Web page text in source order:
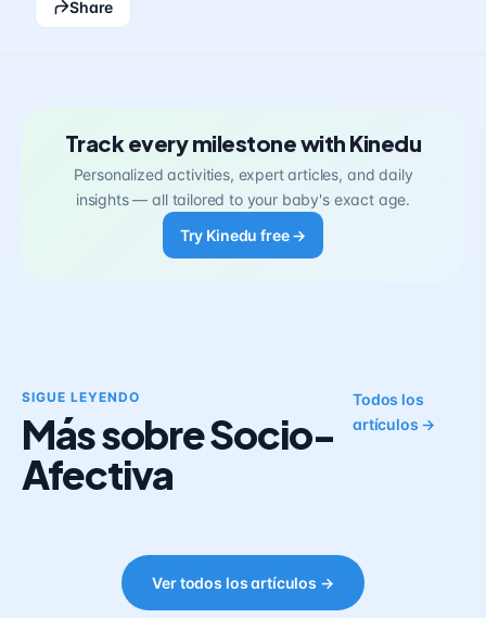
Share
Track every milestone with Kinedu
Personalized activities, expert articles, and daily
insights — all tailored to your baby's exact age.
Try Kinedu free →
SIGUE LEYENDO
Más sobre Socio-
Afectiva
Todos los
artículos →
Ver todos los artículos →